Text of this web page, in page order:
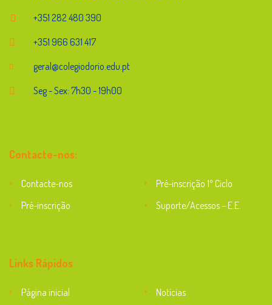
+351 282 480 390
+351 966 631 417
geral@colegiodorio.edu.pt
Seg - Sex: 7h30 - 19h00
Contacte-nos:
Contacte-nos
Pré-inscrição 1º Ciclo
Pré-inscrição
Suporte/Acessos – E.E.
Links Rápidos
Página inicial Notícias